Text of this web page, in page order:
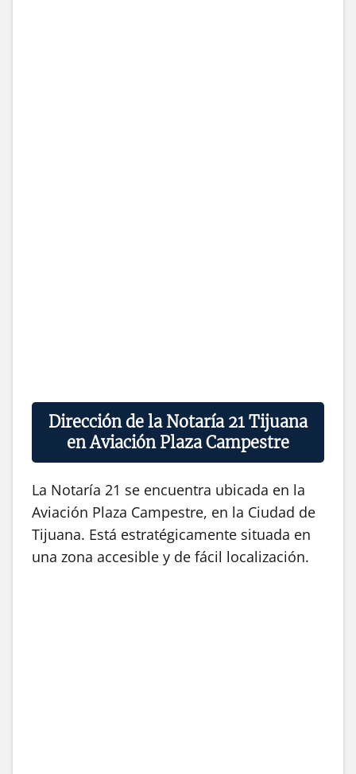
Dirección de la Notaría 21 Tijuana
en Aviación Plaza Campestre
La Notaría 21 se encuentra ubicada en la
Aviación Plaza Campestre, en la Ciudad de
Tijuana. Está estratégicamente situada en
una zona accesible y de fácil localización.